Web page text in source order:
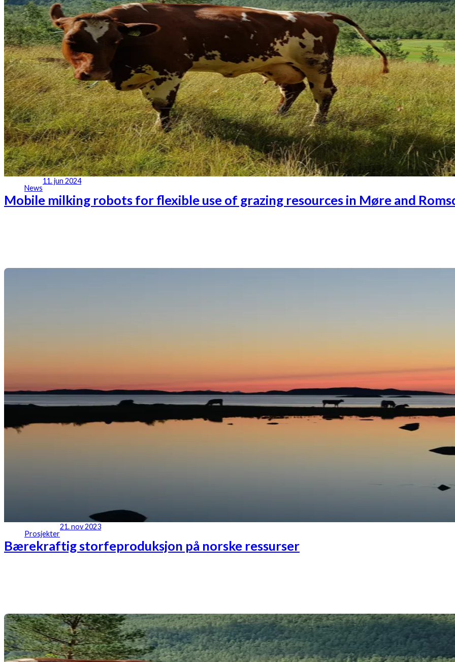
News
11. jun 2024
Mobile milking robots for flexible use of grazing resources in Møre and
Prosjekter
21. nov 2023
Bærekraftig storfeproduksjon på norske ressurser